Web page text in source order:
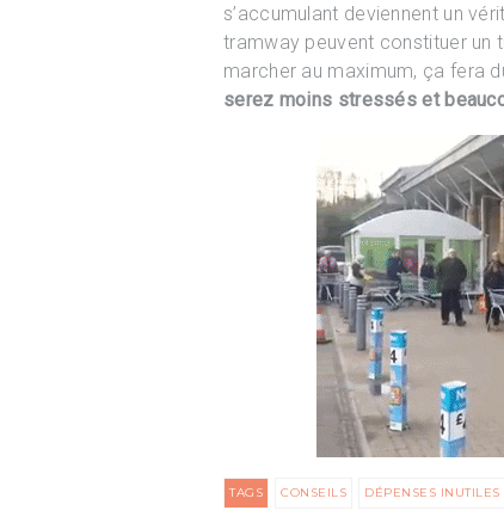
s’accumulant deviennent un
tramway peuvent constituer un
marcher au maximum, ça fera
serez moins stressés et
TAGS CONSEILS DÉPENSES INUTILES